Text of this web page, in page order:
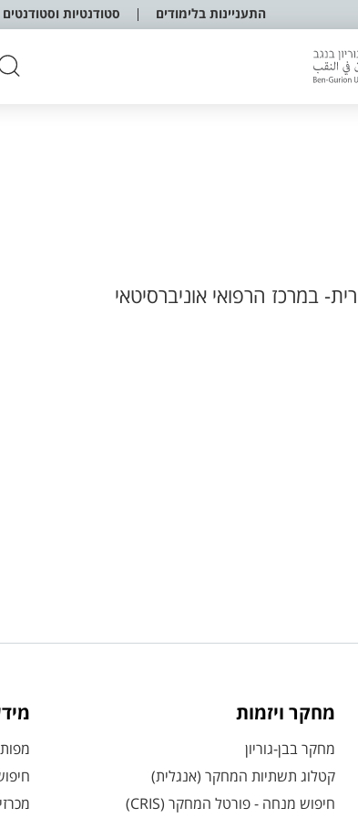
התעניינות בלימודים סטודנטיות וסטודנטים
במרכז הרפואי אוניברסיטאי
מחקר ויזמות
מחקר בבן-גוריון
קטלוג תשתיות המחקר (אנגלית)
חיפוש מנחה - פורטל המחקר (CRIS)